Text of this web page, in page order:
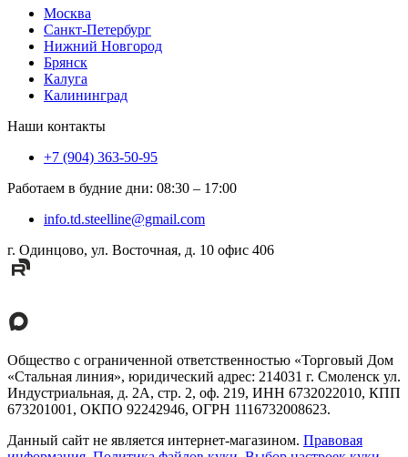
Москва
Санкт-Петербург
Нижний Новгород
Брянск
Калуга
Калининград
Наши контакты
+7 (904) 363-50-95
Работаем в будние дни: 08:30 – 17:00
info.td.steelline@gmail.com
г. Одинцово, ул. Восточная, д. 10 офис 406
Общество с ограниченной ответственностью «Торговый Дом
«Стальная линия», юридический адрес: 214031 г. Смоленск ул.
Индустриальная, д. 2А, стр. 2, оф. 219, ИНН 6732022010, КПП
673201001, ОКПО 92242946, ОГРН 1116732008623.
Данный сайт не является интернет-магазином. Правовая